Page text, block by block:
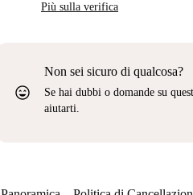
Più sulla verifica
sentiment_very_satisfied
Non sei sicuro di qualcosa?
Se hai dubbi o domande su
aiutarti.